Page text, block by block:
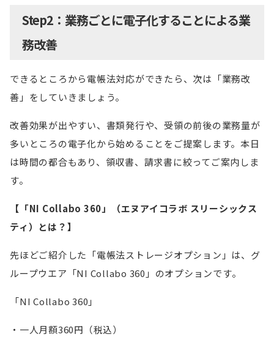
Step2：業務ごとに電子化することによる業
務改善
できるところから電帳法対応ができたら、次は「業務改
善」をしていきましょう。
改善効果が出やすい、書類発行や、受領の前後の業務量が
多いところの電子化から始めることをご提案します。本日
は時間の都合もあり、領収書、請求書に絞ってご案内しま
す。
【「NI Collabo 360」（エヌアイコラボ スリーシックス
ティ）とは？】
先ほどご紹介した「電帳法ストレージオプション」は、グ
ループウエア「NI Collabo 360」のオプションです。
「NI Collabo 360」
一人月額360円（税込）